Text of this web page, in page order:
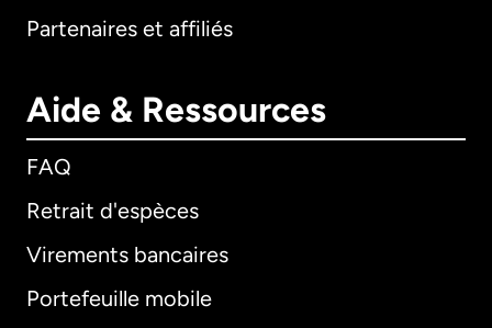
Partenaires et affiliés
Aide & Ressources
FAQ
Retrait d'espèces
Virements bancaires
Portefeuille mobile